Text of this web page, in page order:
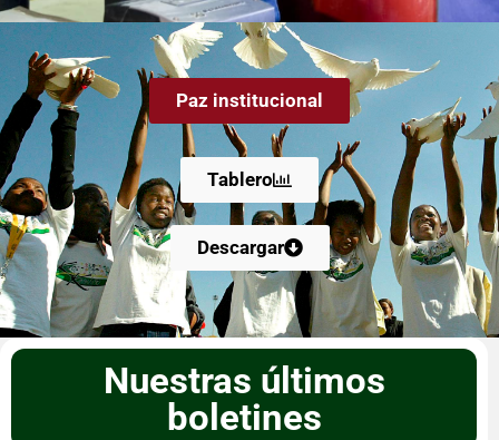
Paz institucional
Tablero
Descargar
Nuestras últimos
boletines